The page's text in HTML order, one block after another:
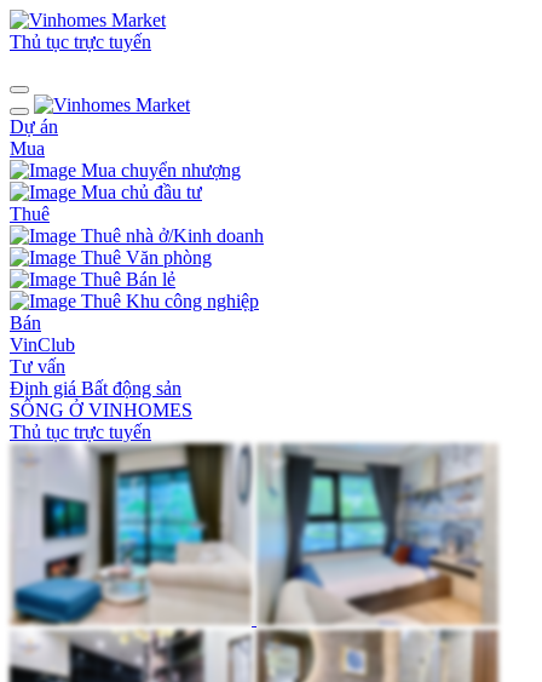
Thủ tục trực tuyến
Dự án
Mua
Mua chuyển nhượng
Mua chủ đầu tư
Thuê
Thuê nhà ở/Kinh doanh
Thuê Văn phòng
Thuê Bán lẻ
Thuê Khu công nghiệp
Bán
VinClub
Tư vấn
Định giá Bất động sản
SỐNG Ở VINHOMES
Thủ tục trực tuyến